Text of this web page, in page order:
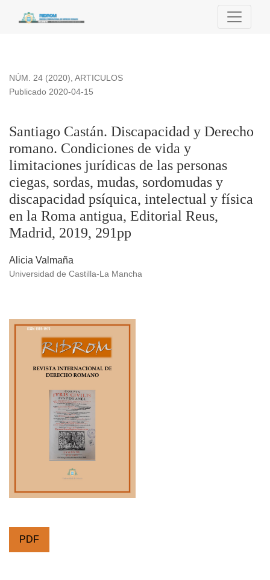
Santiago Castán. Discapacidad y Derecho romano.
NÚM. 24 (2020), ARTICULOS
Santiago Castán. Discapacidad y Derecho
romano. Condiciones de vida y
limitaciones jurídicas de las personas
ciegas, sordas, mudas, sordomudas y
discapacidad psíquica, intelectual y física
en la Roma antigua, Editorial Reus,
Madrid, 2019, 291pp
Publicado 2020-04-15
Alicia Valmaña
Universidad de Castilla-La Mancha
PDF